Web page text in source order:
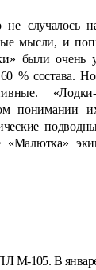
не случалось
мысли, и
были очень
60 % состава.
понимании
«Малютка»
М-105. В